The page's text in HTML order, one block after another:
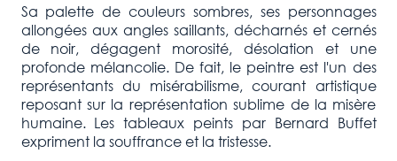
Sa palette de couleurs sombres, ses personnages
allongées aux angles saillants, décharnés et cernés
de noir, dégagent morosité, désolation et une
profonde mélancolie. De fait, le peintre est l'un des
représentants du misérabilisme, courant artistique
reposant sur la représentation sublime de la misère
humaine. Les tableaux peints par Bernard Buffet
expriment la souffrance et la tristesse.